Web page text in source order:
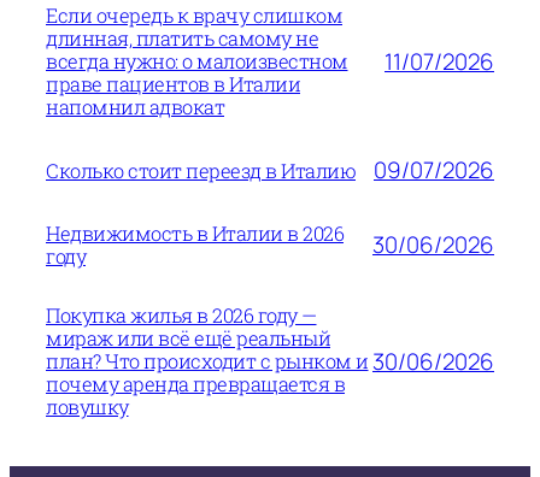
Если очередь к врачу слишком
длинная, платить самому не
всегда нужно: о малоизвестном
праве пациентов в Италии
напомнил адвокат
11/07/2026
Сколько стоит переезд в Италию 09/07/2026
Недвижимость в Италии в 2026
году
30/06/2026
Покупка жилья в 2026 году —
мираж или всё ещё реальный
план? Что происходит с рынком и
почему аренда превращается в
ловушку
30/06/2026